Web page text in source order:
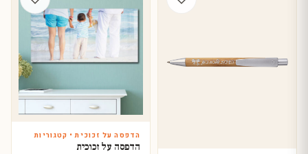
עצב עכשיו
הדפסה על זכוכית • קטגוריות
הדפסה על זכוכית